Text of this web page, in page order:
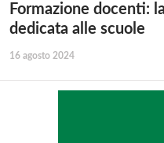
Formazione docenti:
dedicata alle scuole
16 agosto 2024